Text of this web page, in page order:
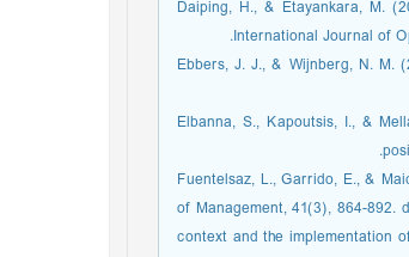
Daiping, H., & Etayankara, M.
International Journal of
Ebbers, J. J., & Wijnberg, N. M.
Elbanna, S., Kapoutsis, I., &
Fuentelsaz, L., Garrido, E., &
of Management, 41(3), 864-892.
context and the implementation